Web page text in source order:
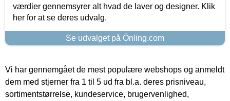
værdier gennemsyrer alt hvad de laver og designer. Klik
her for at se deres udvalg.
Se udvalget på Önling.com
Vi har gennemgået de mest populære webshops og anmeldt
dem med stjerner fra 1 til 5 ud fra bl.a. deres prisniveau,
sortimentstørrelse, kundeservice, brugervenlighed,